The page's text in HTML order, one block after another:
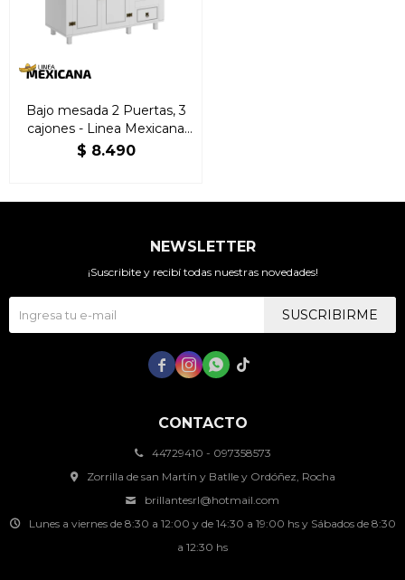
Bajo mesada 2 Puertas, 3
cajones - Linea Mexicana
Blanco
$ 8.490
CONTACTO
44729410 - 097358573
Zorrilla de san Martín y Batlle y Ordóñez, Rocha
brillantesrl@hotmail.com
Lunes a viernes de 8:30 a 12:00 y de 14:30 a 19:00 hs y Sábados de 8:30
a 12:30 hs
NEWSLETTER
¡Suscribite y recibí todas nuestras novedades!
SUSCRIBIRME
   